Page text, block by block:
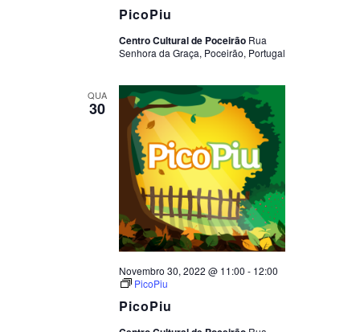
PicoPiu
Centro Cultural de Poceirão Rua
Senhora da Graça, Poceirão, Portugal
QUA
30
PicoPiu
Novembro 30, 2022 @ 11:00 - 12:00
PicoPiu